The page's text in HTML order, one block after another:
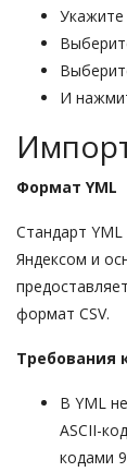
Укажите
И
Формат YML
Стандарт
Яндексом и
формат CSV.
Требования
В YML
ASCII-
кодами